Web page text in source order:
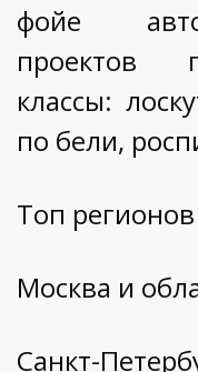
фойе
проектов
классы:
по бели,
Топ
Москва и
Санкт-